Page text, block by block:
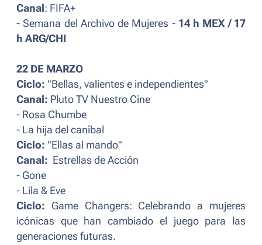
Canal : FIFA+
- Semana del Archivo de Mujeres - 14 h MEX / 17
h ARG/CHI
22 DE MARZO
Ciclo: "Bellas, valientes e independientes"
Canal: Pluto TV Nuestro Cine
- Rosa Chumbe
- La hija del caníbal
Ciclo: "Ellas al mando"
Canal: Estrellas de Acción
- Gone
- Lila & Eve
Ciclo: Game Changers: Celebrando a mujeres
icónicas que han cambiado el juego para las
generaciones futuras.